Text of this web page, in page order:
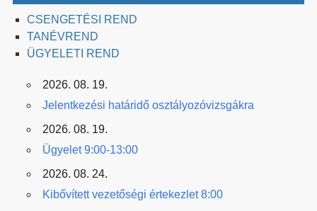
CSENGETÉSI REND
TANÉVREND
ÜGYELETI REND
2026. 08. 19.
Jelentkezési határidő osztályozóvizsgákra
2026. 08. 19.
Ügyelet 9:00-13:00
2026. 08. 24.
Kibővített vezetőségi értekezlet 8:00